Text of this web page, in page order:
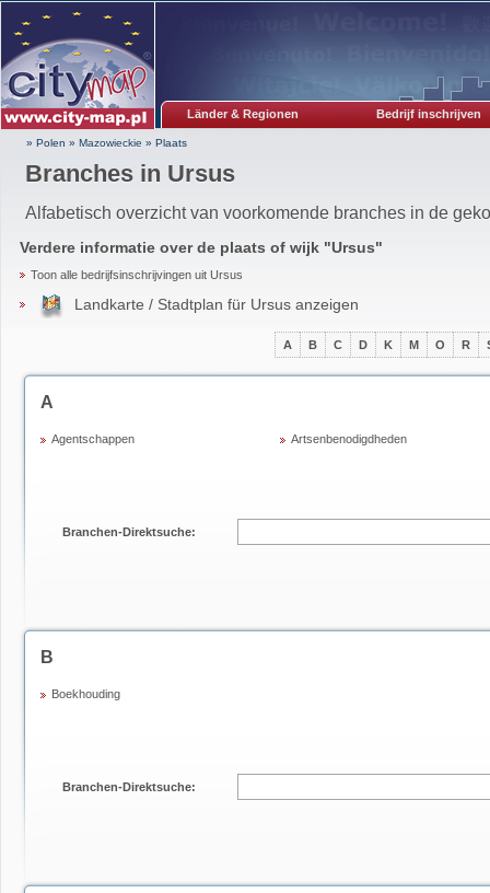
Länder & Regionen Bedrijf inschrijven
» Polen » Mazowieckie » Plaats
Branches in Ursus
Alfabetisch overzicht van voorkomende branches in de
Verdere informatie over de plaats of wijk "Ursus"
Toon alle bedrijfsinschrijvingen uit Ursus
Landkarte / Stadtplan für Ursus anzeigen
A B C D K M O R
A
Agentschappen Artsenbenodigdheden
Branchen-Direktsuche:
B
Boekhouding
Branchen-Direktsuche: